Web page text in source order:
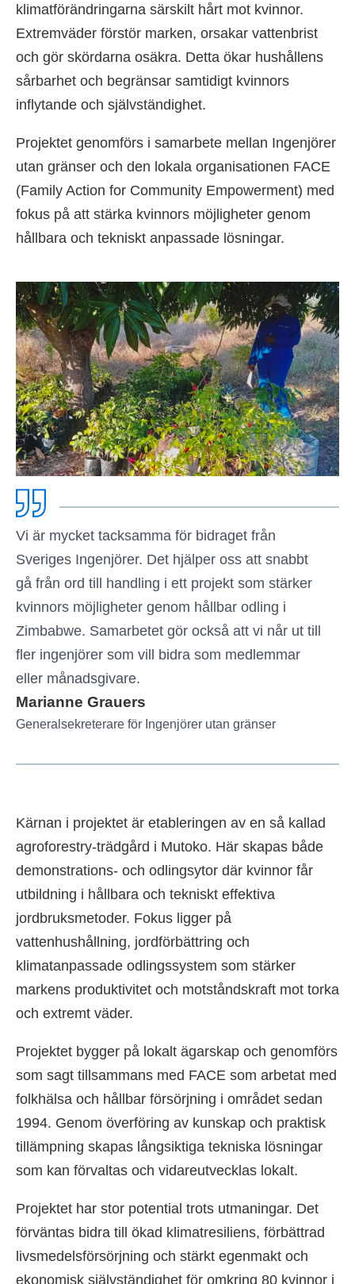
klimatförändringarna särskilt hårt mot kvinnor.
Extremväder förstör marken, orsakar vattenbrist
och gör skördarna osäkra. Detta ökar hushållens
sårbarhet och begränsar samtidigt kvinnors
inflytande och självständighet.
Projektet genomförs i samarbete mellan Ingenjörer
utan gränser och den lokala organisationen FACE
(Family Action for Community Empowerment) med
fokus på att stärka kvinnors möjligheter genom
hållbara och tekniskt anpassade lösningar.
Vi är mycket tacksamma för bidraget från
Sveriges Ingenjörer. Det hjälper oss att snabbt
gå från ord till handling i ett projekt som stärker
kvinnors möjligheter genom hållbar odling i
Zimbabwe. Samarbetet gör också att vi når ut till
fler ingenjörer som vill bidra som medlemmar
eller månadsgivare.
Marianne Grauers
Generalsekreterare för Ingenjörer utan gränser
Kärnan i projektet är etableringen av en så kallad
agroforestry-trädgård i Mutoko. Här skapas både
demonstrations- och odlingsytor där kvinnor får
utbildning i hållbara och tekniskt effektiva
jordbruksmetoder. Fokus ligger på
vattenhushållning, jordförbättring och
klimatanpassade odlingssystem som stärker
markens produktivitet och motståndskraft mot torka
och extremt väder.
Projektet bygger på lokalt ägarskap och genomförs
som sagt tillsammans med FACE som arbetat med
folkhälsa och hållbar försörjning i området sedan
1994. Genom överföring av kunskap och praktisk
tillämpning skapas långsiktiga tekniska lösningar
som kan förvaltas och vidareutvecklas lokalt.
Projektet har stor potential trots utmaningar. Det
förväntas bidra till ökad klimatresiliens, förbättrad
livsmedelsförsörjning och stärkt egenmakt och
ekonomisk självständighet för omkring 80 kvinnor i